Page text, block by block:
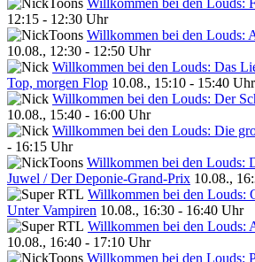
12:15 - 12:30 Uhr
Willkommen bei den Louds:
10.08., 12:30 - 12:50 Uhr
Willkommen bei den Louds: Das
Top, morgen Flop 10.08., 15:10 - 15:40 Uhr
Willkommen bei den Louds: Der
10.08., 15:40 - 16:00 Uhr
Willkommen bei den Louds: Die
- 16:15 Uhr
Willkommen bei den Louds:
Juwel / Der Deponie-Grand-Prix 10.08.,
Willkommen bei den Louds:
Unter Vampiren 10.08., 16:30 - 16:40 Uhr
Willkommen bei den Louds:
10.08., 16:40 - 17:10 Uhr
Willkommen bei den Louds: